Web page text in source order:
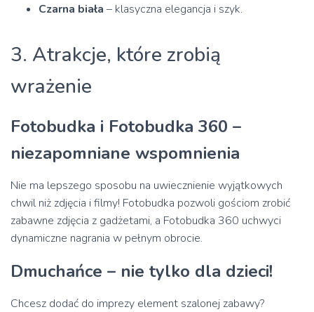
Czarna biała – klasyczna elegancja i szyk.
3. Atrakcje, które zrobią
wrażenie
Fotobudka i Fotobudka 360 –
niezapomniane wspomnienia
Nie ma lepszego sposobu na uwiecznienie wyjątkowych
chwil niż zdjęcia i filmy! Fotobudka pozwoli gościom zrobić
zabawne zdjęcia z gadżetami, a Fotobudka 360 uchwyci
dynamiczne nagrania w pełnym obrocie.
Dmuchańce – nie tylko dla dzieci!
Chcesz dodać do imprezy element szalonej zabawy?